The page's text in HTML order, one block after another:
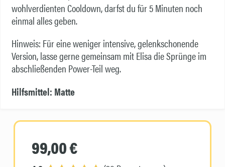
wohlverdienten Cooldown, darfst du für 5 Minuten noch
einmal alles geben.
Hinweis: Für eine weniger intensive, gelenkschonende
Version, lasse gerne gemeinsam mit Elisa die Sprünge im
abschließenden Power-Teil weg.
Hilfsmittel: Matte
99,00 €